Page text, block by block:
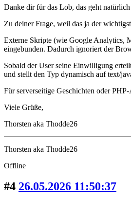
Danke dir für das Lob, das geht
Zu deiner Frage, weil das ja der
Externe Skripte (wie Google Analytics,
eingebunden. Dadurch ignoriert der
Sobald der User seine Einwilligung
und stellt den Typ dynamisch auf text/
Für serverseitige Geschichten oder
Viele Grüße,
Thorsten aka Thodde26
Thorsten aka Thodde26
Offline
#4 26.05.2026 11:50:37